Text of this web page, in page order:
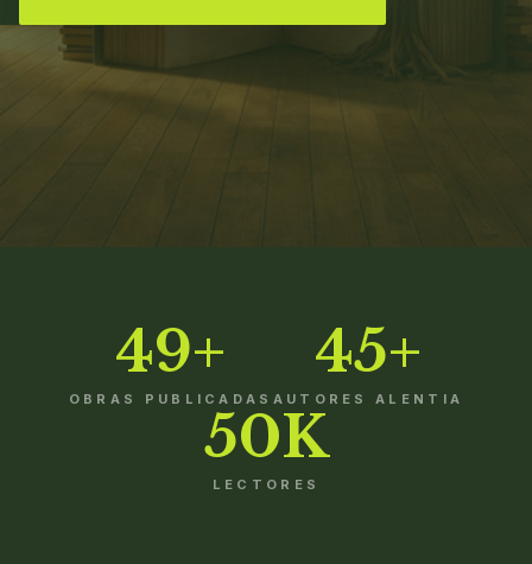
49+
OBRAS PUBLICADAS
45+
AUTORES ALENTIA
50K
LECTORES